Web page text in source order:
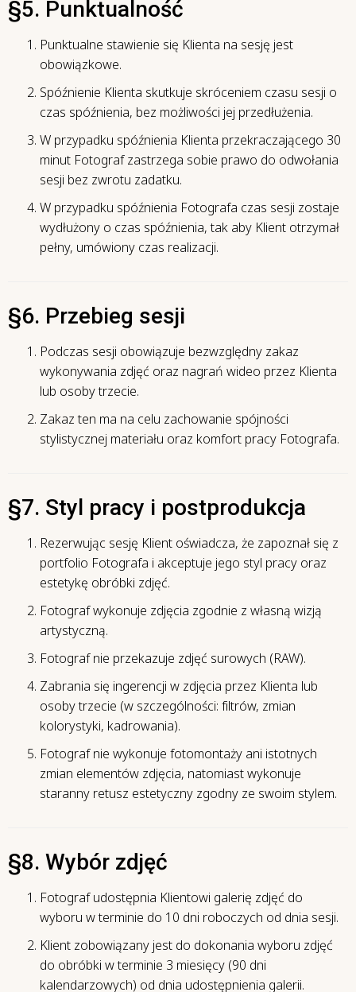
§5. Punktualność
Punktualne stawienie się Klienta na sesję jest
obowiązkowe.
Spóźnienie Klienta skutkuje skróceniem czasu sesji o
czas spóźnienia, bez możliwości jej przedłużenia.
W przypadku spóźnienia Klienta przekraczającego 30
minut Fotograf zastrzega sobie prawo do odwołania
sesji bez zwrotu zadatku.
W przypadku spóźnienia Fotografa czas sesji zostaje
wydłużony o czas spóźnienia, tak aby Klient otrzymał
pełny, umówiony czas realizacji.
§6. Przebieg sesji
Podczas sesji obowiązuje bezwzględny zakaz
wykonywania zdjęć oraz nagrań wideo przez Klienta
lub osoby trzecie.
Zakaz ten ma na celu zachowanie spójności
stylistycznej materiału oraz komfort pracy Fotografa.
§7. Styl pracy i postprodukcja
Rezerwując sesję Klient oświadcza, że zapoznał się z
portfolio Fotografa i akceptuje jego styl pracy oraz
estetykę obróbki zdjęć.
Fotograf wykonuje zdjęcia zgodnie z własną wizją
artystyczną.
Fotograf nie przekazuje zdjęć surowych (RAW).
Zabrania się ingerencji w zdjęcia przez Klienta lub
osoby trzecie (w szczególności: filtrów, zmian
kolorystyki, kadrowania).
Fotograf nie wykonuje fotomontaży ani istotnych
zmian elementów zdjęcia, natomiast wykonuje
staranny retusz estetyczny zgodny ze swoim stylem.
§8. Wybór zdjęć
Fotograf udostępnia Klientowi galerię zdjęć do
wyboru w terminie do 10 dni roboczych od dnia sesji.
Klient zobowiązany jest do dokonania wyboru zdjęć
do obróbki w terminie 3 miesięcy (90 dni
kalendarzowych) od dnia udostępnienia galerii.